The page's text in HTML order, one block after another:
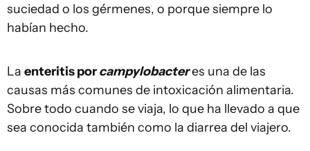
suciedad o los gérmenes, o porque siempre lo
habían hecho.
La enteritis porcampylobacteres una de las
causas más comunes de intoxicación alimentaria.
Sobre todo cuando se viaja, lo que ha llevado a que
sea conocida también como la diarrea del viajero.